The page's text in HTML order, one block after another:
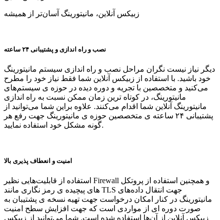
زبیکس آنلاین، مانیتورینگ آسان‌تر از همیشه
نصب و راه اندازی و پشتیبانی ۲۴ ساعته
دیگر نیاز نیست نگران مراحل نصب و راه اندازی سیستم مانیتورینگ
خود باشید. با استفاده از زبیکس آنلاین شما فقط نیاز خود را مطرح
می‌کنید و متخصصین با تجریه و دوره دیده در حوزه ی سیستم‌های
مانیتورینگ، در کوتاه ترین زمان ممکن نسبت به راه اندازی
مانیتورینگ آنلاین شما اقدام می‌کنند. علاوه براین شما می‌توانید از
پشتیبانی ۲۴ ساعته ی متخصصین حوزه ی مانیتورینگ جهت رفع هر
گونه مشکل خود استفاده نمایید.
امنیت و انعطاف پذیری بالا
استفاده از قابلیت‌هایی نظیر Firewall و همچنین استفاده از پروتکل
های پیچیده ی رمز نگاری مانند TLS جهت انتقال داده‌های
مانیتورینگ در کنار امکان درخواست جهت تهیه نسخه ی پشتیبان به
صورت دوره ای از مواردی است که جهت افزایش سطح امنیت
زبیکس آنلاین از آن‌ها استفاده شده است. شما می‌توانید از زبیکس